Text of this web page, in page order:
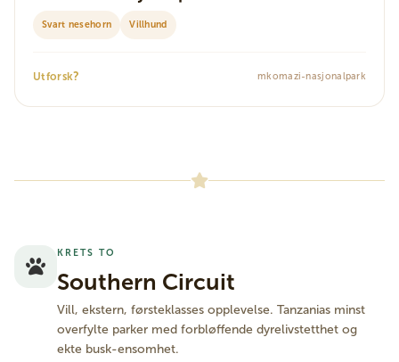
Svart nesehorn Villhund
Utforsk? mkomazi-nasjonalpark
KRETS TO
Southern Circuit
Vill, ekstern, førsteklasses opplevelse. Tanzanias minst
overfylte parker med forbløffende dyrelivstetthet og
ekte busk-ensomhet.